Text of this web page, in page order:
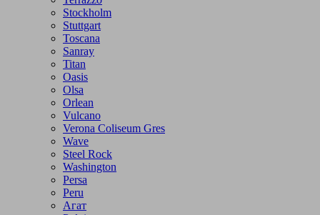
Stockholm
Stuttgart
Toscana
Sanray
Titan
Oasis
Olsa
Orlean
Vulcano
Verona Coliseum Gres
Wave
Steel Rock
Washington
Persa
Peru
Агат